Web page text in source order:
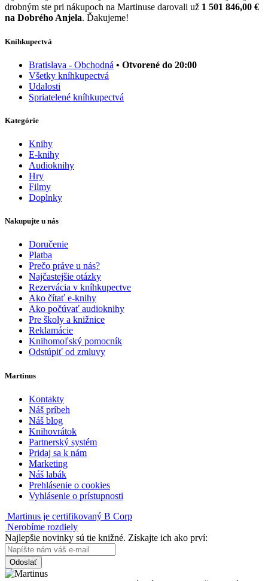
drobným ste pri nákupoch na Martinuse darovali už 1 501 846,00 €
na Dobrého Anjela. Ďakujeme!
Kníhkupectvá
Bratislava - Obchodná • Otvorené do 20:00
Všetky kníhkupectvá
Udalosti
Spriatelené kníhkupectvá
Kategórie
Knihy
E-knihy
Audioknihy
Hry
Filmy
Doplnky
Nakupujte u nás
Doručenie
Platba
Prečo práve u nás?
Najčastejšie otázky
Rezervácia v kníhkupectve
Ako čítať e-knihy
Ako počúvať audioknihy
Pre školy a knižnice
Reklamácie
Knihomoľský pomocník
Odstúpiť od zmluvy
Martinus
Kontakty
Náš príbeh
Náš blog
Knihovrátok
Partnerský systém
Pridaj sa k nám
Marketing
Náš labák
Prehlásenie o cookies
Vyhlásenie o prístupnosti
Martinus je certifikovaný B Corp
Nerobíme rozdiely
Najlepšie novinky sú tie knižné. Získajte ich ako prví:
Odoslať